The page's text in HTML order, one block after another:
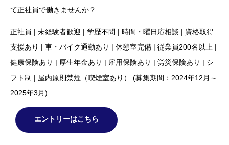
て正社員で働きませんか？
正社員 | 未経験者歓迎 | 学歴不問 | 時間・曜日応相談 | 資格取得
支援あり | 車・バイク通勤あり | 休憩室完備 | 従業員200名以上 |
健康保険あり | 厚生年金あり | 雇用保険あり | 労災保険あり | シ
フト制 | 屋内原則禁煙（喫煙室あり） (募集期間：2024年12月～
2025年3月)
エントリーはこちら